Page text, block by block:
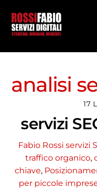
content
analisi
17
servizi
Fabio Rossi servizi
traffico organico,
chiave,
per piccole